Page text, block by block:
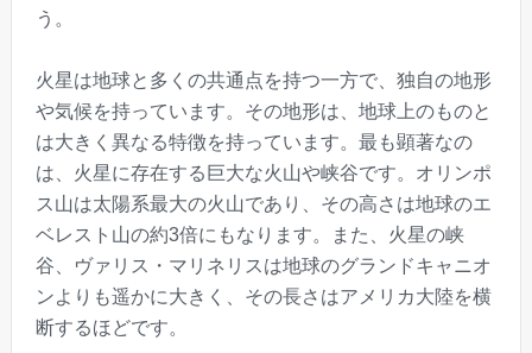
う。
火星は地球と多くの共通点を持つ一方で、独自の地形
や気候を持っています。その地形は、地球上のものと
は大きく異なる特徴を持っています。最も顕著なの
は、火星に存在する巨大な火山や峡谷です。オリンポ
ス山は太陽系最大の火山であり、その高さは地球のエ
ベレスト山の約3倍にもなります。また、火星の峡
谷、ヴァリス・マリネリスは地球のグランドキャニオ
ンよりも遥かに大きく、その長さはアメリカ大陸を横
断するほどです。